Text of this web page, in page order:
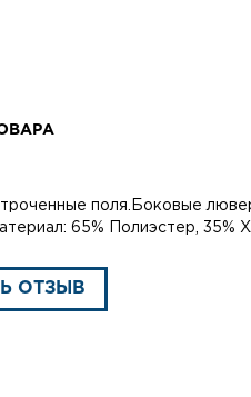
поля.Боковые
65% Полиэстер, 35%
ОТЗЫВ